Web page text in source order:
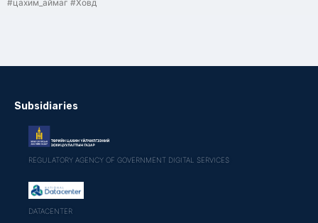
#цахим_аймаг #Ховд
Subsidiaries
REGULATORY AGENCY OF GOVERNMENT DIGITAL SERVICES
DATACENTER